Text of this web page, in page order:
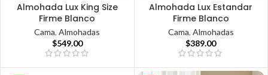
Almohada Lux King Size
Firme Blanco
Cama,Almohadas
$549.00
Almohada Lux Estandar
Firme Blanco
Cama, Almohadas
$389.00